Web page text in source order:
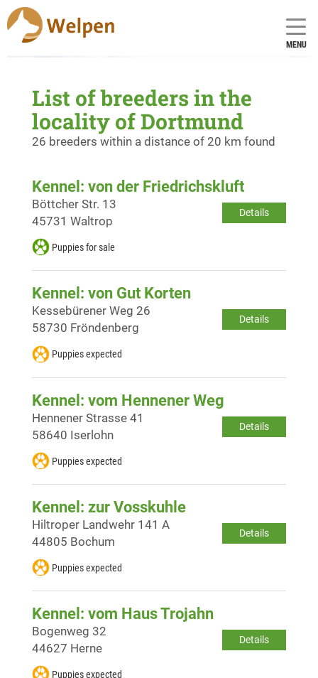
MENU
List of breeders in the
locality of Dortmund
26 breeders within a distance of 20 km found
Kennel: von der Friedrichskluft
Details
Böttcher Str. 13
45731 Waltrop
Puppies for sale
Kennel: von Gut Korten
Details
Kessebürener Weg 26
58730 Fröndenberg
Puppies expected
Kennel: vom Hennener Weg
Details
Hennener Strasse 41
58640 Iserlohn
Puppies expected
Kennel: zur Vosskuhle
Details
Hiltroper Landwehr 141 A
44805 Bochum
Puppies expected
Kennel: vom Haus Trojahn
Details
Bogenweg 32
44627 Herne
Puppies expected